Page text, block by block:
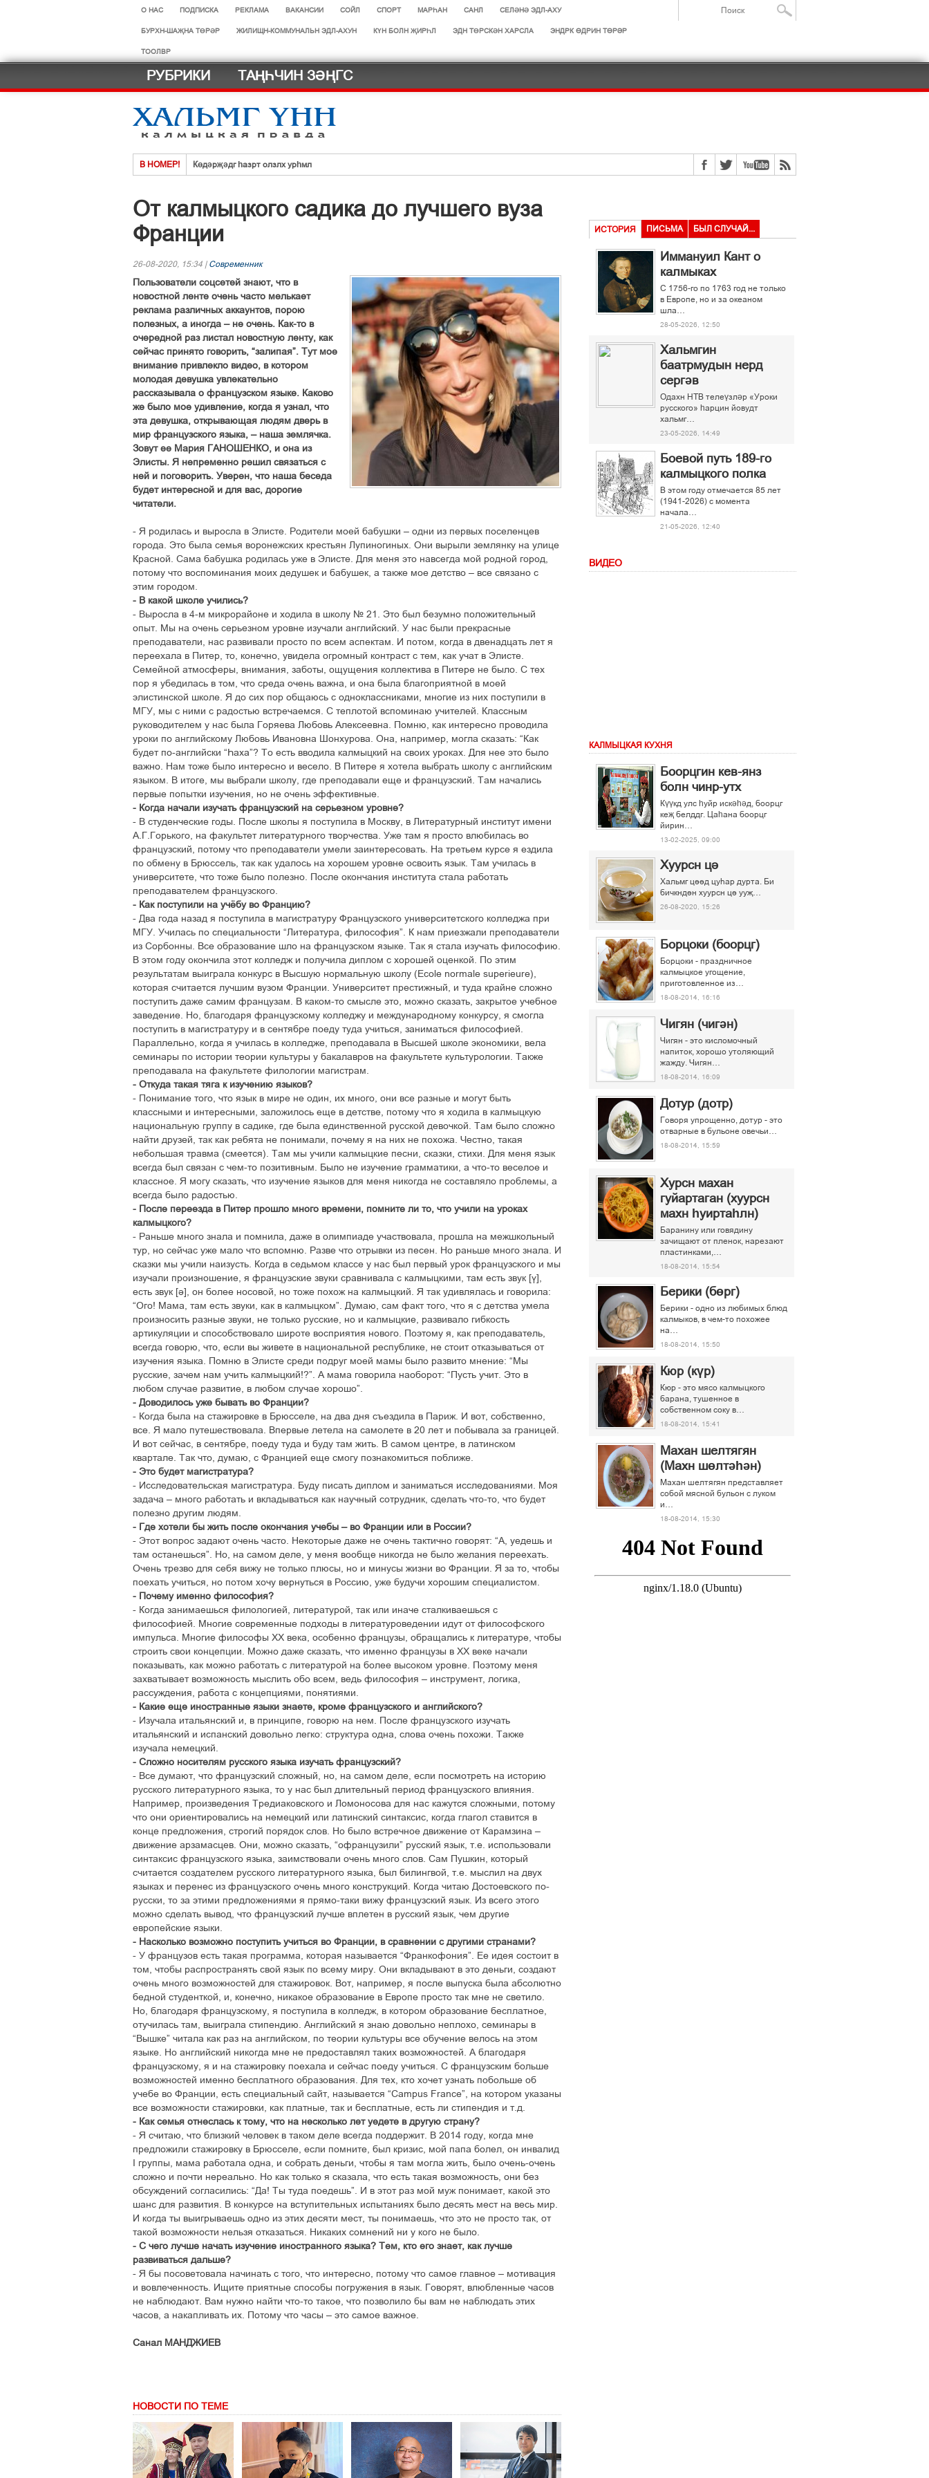
О НАС ПОДПИСКА РЕКЛАМА ВАКАНСИИ СОЙЛ СПОРТ МАРЄАН САНЛ СЕЛӘНӘ ЭДЛ-АХУ
БУРХН-ШАҖНА ТӨРӘР ЖИЛИЩН-КОММУНАЛЬН ЭДЛ-АХУН КҮН БОЛН ҖИРҺЛ ЭДН ТӨРСКӘН ХАРСЛА ЭНДРК ҐДРИН ТҐРІР
ТООЛВР
РУБРИКИ ТАҢҺЧИН ЗӘҢГС
В НОМЕР! Көдәрҗәдг һазрт олзлх урһмл
Селәдт ирх сойлын земск көдләчнр
Тосхлтын болн ясврин йовудыг бүрткв
Что нового в новом учебном году
Нег һазра дәәчин һардврт
От калмыцкого садика до лучшего вуза
Франции
26-08-2020, 15:34 | Современник
Пользователи соцсетей знают, что в
новостной ленте очень часто мелькает
реклама различных аккаунтов, порою
полезных, а иногда – не очень. Как-то в
очередной раз листал новостную ленту, как
сейчас принято говорить, “залипая”. Тут мое
внимание привлекло видео, в котором
молодая девушка увлекательно
рассказывала о французском языке. Каково
же было мое удивление, когда я узнал, что
эта девушка, открывающая людям дверь в
мир французского языка, – наша землячка.
Зовут ее Мария ГАНОШЕНКО, и она из
Элисты. Я непременно решил связаться с
ней и поговорить. Уверен, что наша беседа
будет интересной и для вас, дорогие
читатели.
- Я родилась и выросла в Элисте. Родители моей бабушки – одни из первых поселенцев
города. Это была семья воронежских крестьян Лупиногиных. Они вырыли землянку на улице
Красной. Сама бабушка родилась уже в Элисте. Для меня это навсегда мой родной город,
потому что воспоминания моих дедушек и бабушек, а также мое детство – все связано с
этим городом.
- В какой школе учились?
- Выросла в 4-м микрорайоне и ходила в школу № 21. Это был безумно положительный
опыт. Мы на очень серьезном уровне изучали английский. У нас были прекрасные
преподаватели, нас развивали просто по всем аспектам. И потом, когда в двенадцать лет я
переехала в Питер, то, конечно, увидела огромный контраст с тем, как учат в Элисте.
Семейной атмосферы, внимания, заботы, ощущения коллектива в Питере не было. С тех
пор я убедилась в том, что среда очень важна, и она была благоприятной в моей
элистинской школе. Я до сих пор общаюсь с одноклассниками, многие из них поступили в
МГУ, мы с ними с радостью встречаемся. С теплотой вспоминаю учителей. Классным
руководителем у нас была Горяева Любовь Алексеевна. Помню, как интересно проводила
уроки по английскому Любовь Ивановна Шонхурова. Она, например, могла сказать: “Как
будет по-английски “Єаха”? То есть вводила калмыцкий на своих уроках. Для нее это было
важно. Нам тоже было интересно и весело. В Питере я хотела выбрать школу с английским
языком. В итоге, мы выбрали школу, где преподавали еще и французский. Там начались
первые попытки изучения, но не очень эффективные.
- Когда начали изучать французский на серьезном уровне?
- В студенческие годы. После школы я поступила в Москву, в Литературный институт имени
А.Г.Горького, на факультет литературного творчества. Уже там я просто влюбилась во
французский, потому что преподаватели умели заинтересовать. На третьем курсе я ездила
по обмену в Брюссель, так как удалось на хорошем уровне освоить язык. Там училась в
университете, что тоже было полезно. После окончания института стала работать
преподавателем французского.
- Как поступили на учёбу во Францию?
- Два года назад я поступила в магистратуру Французского университетского колледжа при
МГУ. Училась по специальности “Литература, философия”. К нам приезжали преподаватели
из Сорбонны. Все образование шло на французском языке. Так я стала изучать философию.
В этом году окончила этот колледж и получила диплом с хорошей оценкой. По этим
результатам выиграла конкурс в Высшую нормальную школу (Ecole normаle superieure),
которая считается лучшим вузом Франции. Университет престижный, и туда крайне сложно
поступить даже самим французам. В каком-то смысле это, можно сказать, закрытое учебное
заведение. Но, благодаря французскому колледжу и международному конкурсу, я смогла
поступить в магистратуру и в сентябре поеду туда учиться, заниматься философией.
Параллельно, когда я училась в колледже, преподавала в Высшей школе экономики, вела
семинары по истории теории культуры у бакалавров на факультете культурологии. Также
преподавала на факультете филологии магистрам.
- Откуда такая тяга к изучению языков?
- Понимание того, что язык в мире не один, их много, они все разные и могут быть
классными и интересными, заложилось еще в детстве, потому что я ходила в калмыцкую
национальную группу в садике, где была единственной русской девочкой. Там было сложно
найти друзей, так как ребята не понимали, почему я на них не похожа. Честно, такая
небольшая травма (смеется). Там мы учили калмыцкие песни, сказки, стихи. Для меня язык
всегда был связан с чем-то позитивным. Было не изучение грамматики, а что-то веселое и
классное. Я могу сказать, что изучение языков для меня никогда не составляло проблемы, а
всегда было радостью.
- После переезда в Питер прошло много времени, помните ли то, что учили на уроках
калмыцкого?
- Раньше много знала и помнила, даже в олимпиаде участвовала, прошла на межшкольный
тур, но сейчас уже мало что вспомню. Разве что отрывки из песен. Но раньше много знала. И
сказки мы учили наизусть. Когда в седьмом классе у нас был первый урок французского и мы
изучали произношение, я французские звуки сравнивала с калмыцкими, там есть звук [ў],
есть звук [і], он более носовой, но тоже похож на калмыцкий. Я так удивлялась и говорила:
“Ого! Мама, там есть звуки, как в калмыцком”. Думаю, сам факт того, что я с детства умела
произносить разные звуки, не только русские, но и калмыцкие, развивало гибкость
артикуляции и способствовало широте восприятия нового. Поэтому я, как преподаватель,
всегда говорю, что, если вы живете в национальной республике, не стоит отказываться от
изучения языка. Помню в Элисте среди подруг моей мамы было развито мнение: “Мы
русские, зачем нам учить калмыцкий!?”. А мама говорила наоборот: “Пусть учит. Это в
любом случае развитие, в любом случае хорошо”.
- Доводилось уже бывать во Франции?
- Когда была на стажировке в Брюсселе, на два дня съездила в Париж. И вот, собственно,
все. Я мало путешествовала. Впервые летела на самолете в 20 лет и побывала за границей.
И вот сейчас, в сентябре, поеду туда и буду там жить. В самом центре, в латинском
квартале. Так что, думаю, с Францией еще смогу познакомиться поближе.
- Это будет магистратура?
- Исследовательская магистратура. Буду писать диплом и заниматься исследованиями. Моя
задача – много работать и вкладываться как научный сотрудник, сделать что-то, что будет
полезно другим людям.
- Где хотели бы жить после окончания учебы – во Франции или в России?
- Этот вопрос задают очень часто. Некоторые даже не очень тактично говорят: “А, уедешь и
там останешься”. Но, на самом деле, у меня вообще никогда не было желания переехать.
Очень трезво для себя вижу не только плюсы, но и минусы жизни во Франции. Я за то, чтобы
поехать учиться, но потом хочу вернуться в Россию, уже будучи хорошим специалистом.
- Почему именно философия?
- Когда занимаешься филологией, литературой, так или иначе сталкиваешься с
философией. Многие современные подходы в литературоведении идут от философского
импульса. Многие философы ХХ века, особенно французы, обращались к литературе, чтобы
строить свои концепции. Можно даже сказать, что именно французы в ХХ веке начали
показывать, как можно работать с литературой на более высоком уровне. Поэтому меня
захватывает возможность мыслить обо всем, ведь философия – инструмент, логика,
рассуждения, работа с концепциями, понятиями.
- Какие еще иностранные языки знаете, кроме французского и английского?
- Изучала итальянский и, в принципе, говорю на нем. После французского изучать
итальянский и испанский довольно легко: структура одна, слова очень похожи. Также
изучала немецкий.
- Сложно носителям русского языка изучать французский?
- Все думают, что французский сложный, но, на самом деле, если посмотреть на историю
русского литературного языка, то у нас был длительный период французского влияния.
Например, произведения Тредиаковского и Ломоносова для нас кажутся сложными, потому
что они ориентировались на немецкий или латинский синтаксис, когда глагол ставится в
конце предложения, строгий порядок слов. Но было встречное движение от Карамзина –
движение арзамасцев. Они, можно сказать, “офранцузили” русский язык, т.е. использовали
синтаксис французского языка, заимствовали очень много слов. Сам Пушкин, который
считается создателем русского литературного языка, был билингвой, т.е. мыслил на двух
языках и перенес из французского очень много конструкций. Когда читаю Достоевского по-
русски, то за этими предложениями я прямо-таки вижу французский язык. Из всего этого
можно сделать вывод, что французский лучше вплетен в русский язык, чем другие
европейские языки.
- Насколько возможно поступить учиться во Франции, в сравнении с другими странами?
- У французов есть такая программа, которая называется “Франкофония”. Ее идея состоит в
том, чтобы распространять свой язык по всему миру. Они вкладывают в это деньги, создают
очень много возможностей для стажировок. Вот, например, я после выпуска была абсолютно
бедной студенткой, и, конечно, никакое образование в Европе просто так мне не светило.
Но, благодаря французскому, я поступила в колледж, в котором образование бесплатное,
отучилась там, выиграла стипендию. Английский я знаю довольно неплохо, семинары в
“Вышке” читала как раз на английском, по теории культуры все обучение велось на этом
языке. Но английский никогда мне не предоставлял таких возможностей. А благодаря
французскому, я и на стажировку поехала и сейчас поеду учиться. С французским больше
возможностей именно бесплатного образования. Для тех, кто хочет узнать побольше об
учебе во Франции, есть специальный сайт, называется “Campus France”, на котором указаны
все возможности стажировки, как платные, так и бесплатные, есть ли стипендия и т.д.
- Как семья отнеслась к тому, что на несколько лет уедете в другую страну?
- Я считаю, что близкий человек в таком деле всегда поддержит. В 2014 году, когда мне
предложили стажировку в Брюсселе, если помните, был кризис, мой папа болел, он инвалид
I группы, мама работала одна, и собрать деньги, чтобы я там могла жить, было очень-очень
сложно и почти нереально. Но как только я сказала, что есть такая возможность, они без
обсуждений согласились: “Да! Ты туда поедешь”. И в этот раз мой муж понимает, какой это
шанс для развития. В конкурсе на вступительных испытаниях было десять мест на весь мир.
И когда ты выигрываешь одно из этих десяти мест, ты понимаешь, что это не просто так, от
такой возможности нельзя отказаться. Никаких сомнений ни у кого не было.
- С чего лучше начать изучение иностранного языка? Тем, кто его знает, как лучше
развиваться дальше?
- Я бы посоветовала начинать с того, что интересно, потому что самое главное – мотивация
и вовлеченность. Ищите приятные способы погружения в язык. Говорят, влюбленные часов
не наблюдают. Вам нужно найти что-то такое, что позволило бы вам не наблюдать этих
часов, а накапливать их. Потому что часы – это самое важное.
Санал МАНДЖИЕВ
НОВОСТИ ПО ТЕМЕ
ИСТОРИЯ ПИСЬМА БЫЛ СЛУЧАЙ...
Иммануил Кант о
калмыках
С 1756-го по 1763 год не только
в Европе, но и за океаном
шла…
28-05-2026, 12:50
Хальмгин
баатрмудын нерд
сергәв
Одахн НТВ телеүзләр «Уроки
русского» һарцин йовудт
хальмг…
23-05-2026, 14:49
Боевой путь 189-го
калмыцкого полка
В этом году отмечается 85 лет
(1941-2026) с момента
начала…
21-05-2026, 12:40
ВИДЕО
КАЛМЫЦКАЯ КУХНЯ
Боорцгин кев-янз
болн чинр-утх
Күүкд улс һуйр искәһәд, боорцг
кеҗ белддг. Цаһана боорцг
йирин…
13-02-2025, 09:00
Хуурсн ці
Хальмг ціід цуєар дурта. Би
бичкндін хуурсн ці ууљ…
26-08-2020, 15:26
Борцоки (боорцг)
Борцоки - праздничное
калмыцкое угощение,
приготовленное из…
18-08-2014, 16:16
Чигян (чигән)
Чигян - это кисломочный
напиток, хорошо утоляющий
жажду. Чигян…
18-08-2014, 16:09
Дотур (дотр)
Говоря упрощенно, дотур - это
отварные в бульоне овечьи…
18-08-2014, 15:59
Хурсн махан
гуйартаган (хуурсн
махн һуиртаһлн)
Баранину или говядину
зачищают от пленок, нарезают
пластинками,…
18-08-2014, 15:54
Берики (бөрг)
Берики - одно из любимых блюд
калмыков, в чем-то похожее
на…
18-08-2014, 15:50
Кюр (күр)
Кюр - это мясо калмыцкого
барана, тушенное в
собственном соку в…
18-08-2014, 15:41
Махан шелтягян
(Махн шөлтәһән)
Махан шелтягян представляет
собой мясной бульон с луком
и…
18-08-2014, 15:30